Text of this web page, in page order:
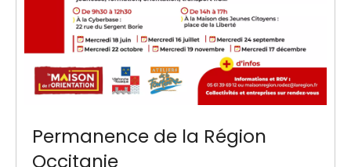
Permanence de la Région
Occitanie